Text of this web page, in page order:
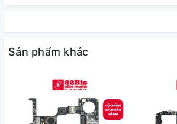
Sản phẩm khác